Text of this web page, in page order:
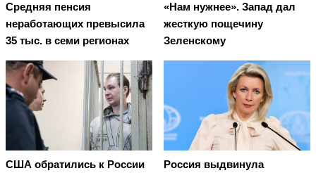
Средняя пенсия
неработающих превысила
35 тыс. в семи регионах
«Нам нужнее». Запад дал
жесткую пощечину
Зеленскому
США обратились к России
Россия выдвинула